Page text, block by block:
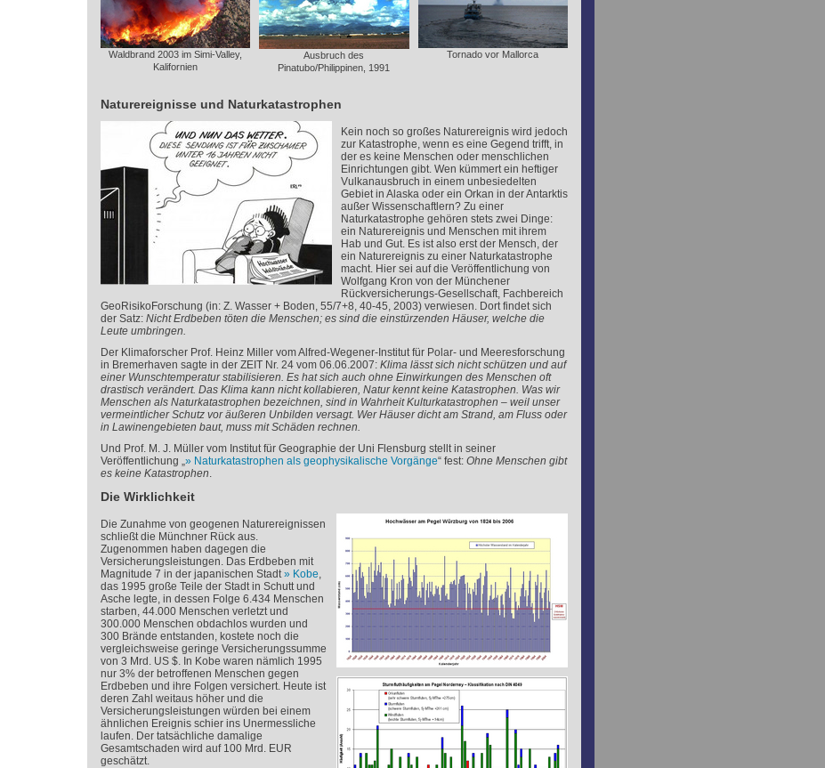
Waldbrand 2003 im Simi-Valley,
Kalifornien
Ausbruch des
Pinatubo/Philippinen, 1991
Tornado vor Mallorca
Naturereignisse und Naturkatastrophen
Kein noch so großes Naturereignis wird jedoch
zur Katastrophe, wenn es eine Gegend trifft, in
der es keine Menschen oder menschlichen
Einrichtungen gibt. Wen kümmert ein heftiger
Vulkanausbruch in einem unbesiedelten
Gebiet in Alaska oder ein Orkan in der Antarktis
außer Wissenschaftlern? Zu einer
Naturkatastrophe gehören stets zwei Dinge:
ein Naturereignis und Menschen mit ihrem
Hab und Gut. Es ist also erst der Mensch, der
ein Naturereignis zu einer Naturkatastrophe
macht. Hier sei auf die Veröffentlichung von
Wolfgang Kron von der Münchener
Rückversicherungs-Gesellschaft, Fachbereich
GeoRisikoForschung (in: Z. Wasser + Boden, 55/7+8, 40-45, 2003) verwiesen. Dort findet sich
der Satz: Nicht Erdbeben töten die Menschen; es sind die einstürzenden Häuser, welche die
Leute umbringen.
Der Klimaforscher Prof. Heinz Miller vom Alfred-Wegener-Institut für Polar- und Meeresforschung
in Bremerhaven sagte in der ZEIT Nr. 24 vom 06.06.2007: Klima lässt sich nicht schützen und auf
einer Wunschtemperatur stabilisieren. Es hat sich auch ohne Einwirkungen des Menschen oft
drastisch verändert. Das Klima kann nicht kollabieren, Natur kennt keine Katastrophen. Was wir
Menschen als Naturkatastrophen bezeichnen, sind in Wahrheit Kulturkatastrophen – weil unser
vermeintlicher Schutz vor äußeren Unbilden versagt. Wer Häuser dicht am Strand, am Fluss oder
in Lawinengebieten baut, muss mit Schäden rechnen.
Und Prof. M. J. Müller vom Institut für Geographie der Uni Flensburg stellt in seiner
Veröffentlichung „
Naturkatastrophen als geophysikalische Vorgänge“ fest: Ohne Menschen gibt
es keine Katastrophen.
Die Wirklichkeit
Die Zunahme von geogenen Naturereignissen
schließt die Münchner Rück aus.
Zugenommen haben dagegen die
Versicherungsleistungen. Das Erdbeben mit
Magnitude 7 in der japanischen Stadt
Kobe,
das 1995 große Teile der Stadt in Schutt und
Asche legte, in dessen Folge 6.434 Menschen
starben, 44.000 Menschen verletzt und
300.000 Menschen obdachlos wurden und
300 Brände entstanden, kostete noch die
vergleichsweise geringe Versicherungssumme
von 3 Mrd. US $. In Kobe waren nämlich 1995
nur 3% der betroffenen Menschen gegen
Erdbeben und ihre Folgen versichert. Heute ist
deren Zahl weitaus höher und die
Versicherungsleistungen würden bei einem
ähnlichen Ereignis schier ins Unermessliche
laufen. Der tatsächliche damalige
Gesamtschaden wird auf 100 Mrd. EUR
geschätzt.